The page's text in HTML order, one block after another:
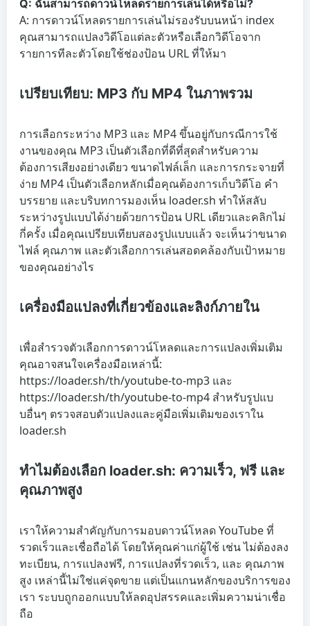
Q: ฉันสามารถดาวน์โหลดรายการเล่นได้หรือไม่?
A: การดาวน์โหลดรายการเล่นไม่รองรับบนหน้า index
คุณสามารถแปลงวิดีโอแต่ละตัวหรือเลือกวิดีโอจาก
รายการทีละตัวโดยใช้ช่องป้อน URL ที่ให้มา
เปรียบเทียบ: MP3 กับ MP4 ในภาพรวม
การเลือกระหว่าง MP3 และ MP4 ขึ้นอยู่กับกรณีการใช้
งานของคุณ MP3 เป็นตัวเลือกที่ดีที่สุดสำหรับความ
ต้องการเสียงอย่างเดียว ขนาดไฟล์เล็ก และการกระจายที่
ง่าย MP4 เป็นตัวเลือกหลักเมื่อคุณต้องการเก็บวิดีโอ คำ
บรรยาย และบริบทการมองเห็น loader.sh ทำให้สลับ
ระหว่างรูปแบบได้ง่ายด้วยการป้อน URL เดียวและคลิกไม่
กี่ครั้ง เมื่อคุณเปรียบเทียบสองรูปแบบแล้ว จะเห็นว่าขนาด
ไฟล์ คุณภาพ และตัวเลือกการเล่นสอดคล้องกับเป้าหมาย
ของคุณอย่างไร
เครื่องมือแปลงที่เกี่ยวข้องและลิงก์ภายใน
เพื่อสำรวจตัวเลือกการดาวน์โหลดและการแปลงเพิ่มเติม
คุณอาจสนใจเครื่องมือเหล่านี้:
https://loader.sh/th/youtube-to-mp3 และ
https://loader.sh/th/youtube-to-mp4 สำหรับรูปแบ
บอื่นๆ ตรวจสอบตัวแปลงและคู่มือเพิ่มเติมของเราใน
loader.sh
ทำไมต้องเลือก loader.sh: ความเร็ว, ฟรี และ
คุณภาพสูง
เราให้ความสำคัญกับการมอบดาวน์โหลด YouTube ที่
รวดเร็วและเชื่อถือได้ โดยให้คุณค่าแก่ผู้ใช้ เช่นไม่ต้องลง
ทะเบียน, การแปลงฟรี, การแปลงที่รวดเร็ว, และ คุณภาพ
สูง เหล่านี้ไม่ใช่แค่จุดขาย แต่เป็นแกนหลักของบริการของ
เรา ระบบถูกออกแบบให้ลดอุปสรรคและเพิ่มความน่าเชื่อ
ถือ